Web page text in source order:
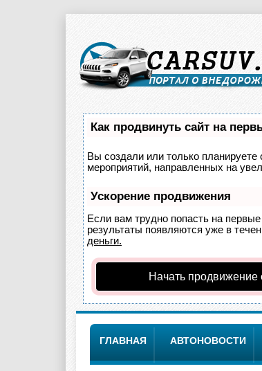
Как продвинуть сайт на
Вы создали или только планируете
мероприятий, направленных на
Ускорение продвижения
Если вам трудно попасть на
результаты появляются уже в
деньги.
Начать продвижение
ГЛАВНАЯ АВТОНОВОСТИ